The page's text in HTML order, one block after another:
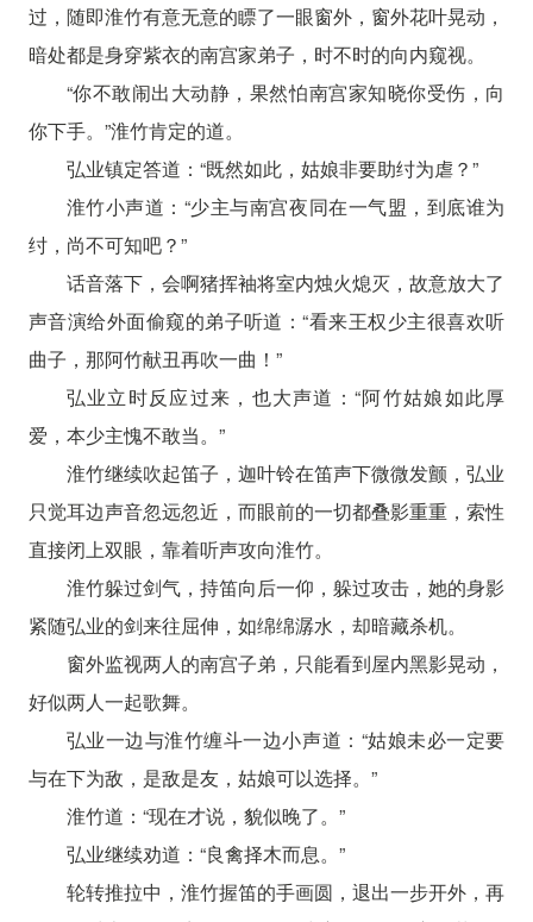
过，随即淮竹有意无意的瞟了一眼窗外，窗外花叶晃动，
暗处都是身穿紫衣的南宫家弟子，时不时的向内窥视。
“你不敢闹出大动静，果然怕南宫家知晓你受伤，向
你下手。”淮竹肯定的道。
弘业镇定答道：“既然如此，姑娘非要助纣为虐？”
淮竹小声道：“少主与南宫夜同在一气盟，到底谁为
纣，尚不可知吧？”
话音落下，会啊猪挥袖将室内烛火熄灭，故意放大了
声音演给外面偷窥的弟子听道：“看来王权少主很喜欢听
曲子，那阿竹献丑再吹一曲！”
弘业立时反应过来，也大声道：“阿竹姑娘如此厚
爱，本少主愧不敢当。”
淮竹继续吹起笛子，迦叶铃在笛声下微微发颤，弘业
只觉耳边声音忽远忽近，而眼前的一切都叠影重重，索性
直接闭上双眼，靠着听声攻向淮竹。
淮竹躲过剑气，持笛向后一仰，躲过攻击，她的身影
紧随弘业的剑来往屈伸，如绵绵潺水，却暗藏杀机。
窗外监视两人的南宫子弟，只能看到屋内黑影晃动，
好似两人一起歌舞。
弘业一边与淮竹缠斗一边小声道：“姑娘未必一定要
与在下为敌，是敌是友，姑娘可以选择。”
淮竹道：“现在才说，貌似晚了。”
弘业继续劝道：“良禽择木而息。”
轮转推拉中，淮竹握笛的手画圆，退出一步开外，再